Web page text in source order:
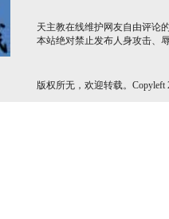
天主教在线维护网友自由评论
本站绝对禁止发布人身攻击、
版权所无，欢迎转载。